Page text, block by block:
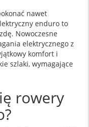
nawet
enduro to
Nowoczesne
elektrycznego z
komfort i
szlaki, wymagające
rowery